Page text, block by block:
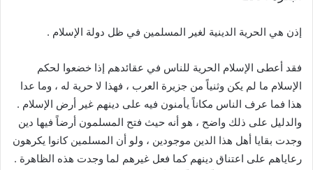
إذن هي الحرية الدينية لغير المسلمين في ظل دولة الإسلام .
فقد أعطى الإسلام الحرية للناس في عقائدهم إذا خضعوا لحكم
الإسلام ما لم يكن وثنياً من جزيرة العرب ، فهذا لا حرية له ، وما عدا
هذا فما عرف الناس مكاناً يأمنون فيه على دينهم غير أرض الإسلام .
والدليل على ذلك واضح ، هو أنه حيث فتح المسلمون أرضاً فيها دين
وجدت بقايا أهل هذا الدين موجودين ، ولو أن المسلمين كانوا يكرهون
رعاياهم على اعتناق دينهم كما فعل غيرهم لما وجدت هذه الظاهرة .